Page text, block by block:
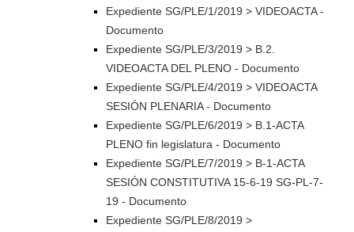
Expediente SG/PLE/1/2019 > VIDEOACTA -
Documento
Expediente SG/PLE/3/2019 > B.2.
VIDEOACTA DEL PLENO - Documento
Expediente SG/PLE/4/2019 > VIDEOACTA
SESIÓN PLENARIA - Documento
Expediente SG/PLE/6/2019 > B.1-ACTA
PLENO fin legislatura - Documento
Expediente SG/PLE/7/2019 > B-1-ACTA
SESIÓN CONSTITUTIVA 15-6-19 SG-PL-7-
19 - Documento
Expediente SG/PLE/8/2019 >